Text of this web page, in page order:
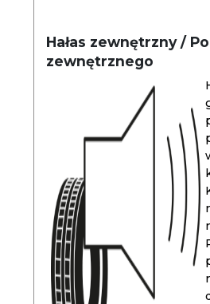
Hałas zewnętrzny /
zewnętrznego